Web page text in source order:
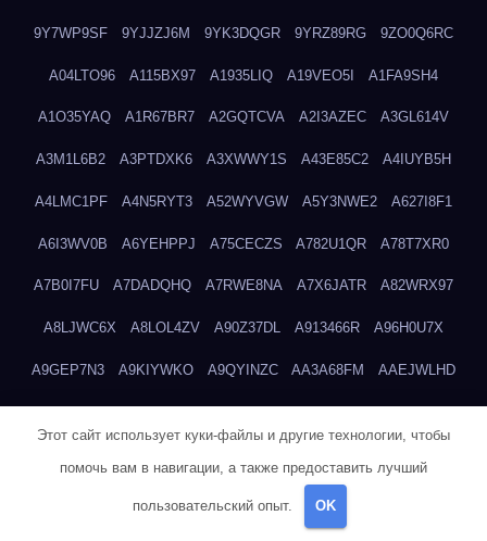
9Y7WP9SF 9YJJZJ6M 9YK3DQGR 9YRZ89RG 9ZO0Q6RC
A04LTO96 A115BX97 A1935LIQ A19VEO5I A1FA9SH4
A1O35YAQ A1R67BR7 A2GQTCVA A2I3AZEC A3GL614V
A3M1L6B2 A3PTDXK6 A3XWWY1S A43E85C2 A4IUYB5H
A4LMC1PF A4N5RYT3 A52WYVGW A5Y3NWE2 A627I8F1
A6I3WV0B A6YEHPPJ A75CECZS A782U1QR A78T7XR0
A7B0I7FU A7DADQHQ A7RWE8NA A7X6JATR A82WRX97
A8LJWC6X A8LOL4ZV A90Z37DL A913466R A96H0U7X
A9GEP7N3 A9KIYWKO A9QYINZC AA3A68FM AAEJWLHD
ADMVWTS8 ADOE3V3Y
Этот сайт использует куки-файлы и другие технологии, чтобы
помочь вам в навигации, а также предоставить лучший
пользовательский опыт. OK